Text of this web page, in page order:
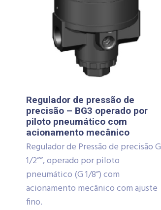
Regulador de pressão de
precisão – BG3 operado por
piloto pneumático com
acionamento mecânico
Regulador de Pressão de precisão G
1/2””, operado por piloto
pneumático (G 1/8”) com
acionamento mecânico com ajuste
fino.